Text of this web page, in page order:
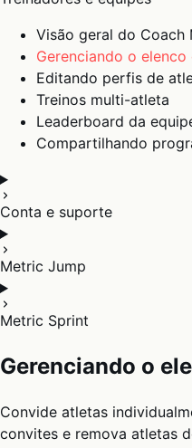
Visão geral do Coach
Gerenciando o
Editando perfis de
Treinos multi-atleta
Leaderboard da
Compartilhando
Conta e suporte
Metric Jump
Metric Sprint
Gerenciando o
Convide atletas
convites e remova atletas